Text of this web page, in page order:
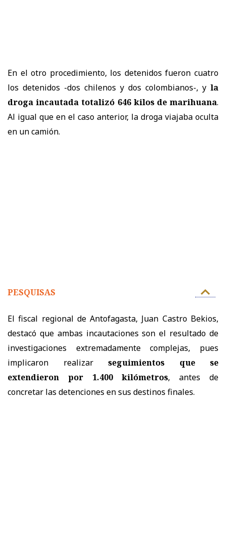
En el otro procedimiento, los detenidos fueron cuatro
los detenidos -dos chilenos y dos colombianos-, y la
droga incautada totalizó 646 kilos de marihuana.
Al igual que en el caso anterior, la droga viajaba oculta
en un camión.
PESQUISAS
El fiscal regional de Antofagasta, Juan Castro Bekios,
destacó que ambas incautaciones son el resultado de
investigaciones extremadamente complejas, pues
implicaron realizar seguimientos que se
extendieron por 1.400 kilómetros, antes de
concretar las detenciones en sus destinos finales.